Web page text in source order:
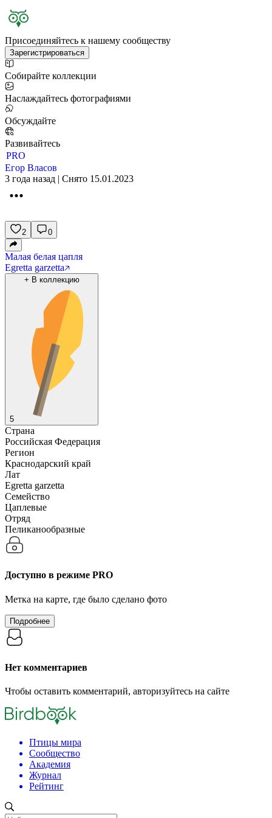
Присоединяйтесь к нашему сообществу
Зарегистрироваться
Собирайте коллекции
Наслаждайтесь фотографиями
Обсуждайте
Развивайтесь
PRO
Егор Власов
3 года назад | Снято 15.01.2023
2 0
Малая белая цапля
Egretta garzetta
+ В коллекцию
5
Страна
Российская Федерация
Регион
Краснодарский край
Лат
Egretta garzetta
Семейство
Цаплевые
Отряд
Пеликанообразные
Доступно в режиме PRO
Метка на карте, где было сделано фото
Подробнее
Нет комментариев
Чтобы оставить комментарий, авторизуйтесь на сайте
Птицы мира
Сообщество
Академия
Журнал
Рейтинг